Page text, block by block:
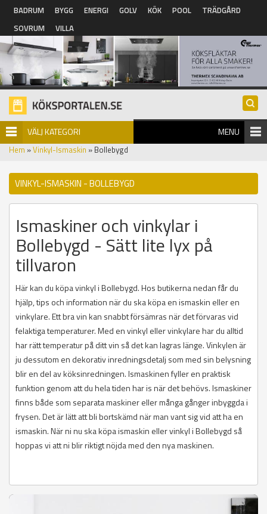
Hoppa till huvudinnehåll
BADRUM BYGG ENERGI GOLV KÖK POOL
TRÄDGÅRD
SOVRUM
VILLA
VÄLJ KATEGORI MENU
Hem »Vinkyl-Ismaskin » Bollebygd
VINKYL-ISMASKIN - BOLLEBYGD
Ismaskiner och vinkylar i
Bollebygd - Sätt lite lyx på
tillvaron
Här kan du köpa vinkyl i Bollebygd. Hos butikerna nedan får du
hjälp, tips och information när du ska köpa en ismaskin eller en
vinkylare. Ett bra vin kan snabbt försämras när det förvaras vid
felaktiga temperaturer. Med en vinkyl eller vinkylare har du alltid
har rätt temperatur på ditt vin så det kan lagras länge. Vinkylen är
ju dessutom en dekorativ inredningsdetalj som med sin belysning
blir en del av köksinredningen. Ismaskinen fyller en praktisk
funktion genom att du hela tiden har is när det behövs. Ismaskiner
finns både som separata maskiner eller många gånger inbyggda i
frysen. Det är lätt att bli bortskämd när man vant sig vid att ha en
ismaskin. När ni nu ska köpa ismaskin eller vinkyl i Bollebygd så
hoppas vi att ni blir riktigt nöjda med den nya maskinen.